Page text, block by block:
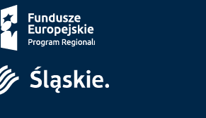
Fundusze
Europejskie